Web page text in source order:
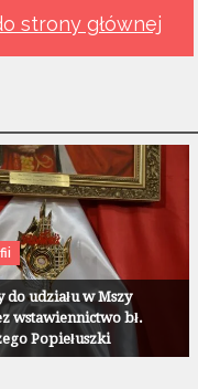
strony głównej
do udziału w Mszy
wstawiennictwo bł.
Popiełuszki